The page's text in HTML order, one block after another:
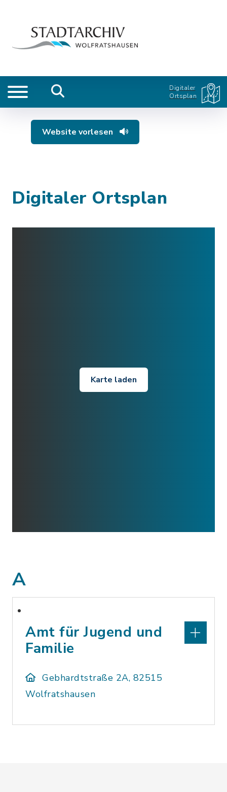
Digitaler
Ortsplan
Website vorlesen
Digitaler Ortsplan
Karte laden
A
Amt für Jugend und
Familie
Gebhardtstraße 2A, 82515
Wolfratshausen